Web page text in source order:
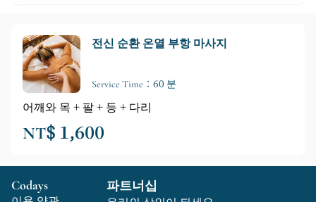
전신 순환 온열 부항 마사지
Service Time：60 분
어깨와 목 + 팔 + 등 + 다리
NT$ 1,600
Codays 파트너십